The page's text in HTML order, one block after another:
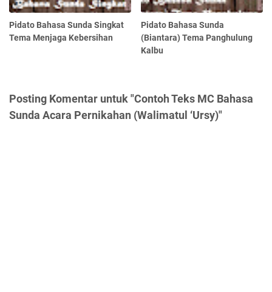
Pidato Bahasa Sunda Singkat
Tema Menjaga Kebersihan
Pidato Bahasa Sunda
(Biantara) Tema Panghulung
Kalbu
Posting Komentar untuk "Contoh Teks MC Bahasa
Sunda Acara Pernikahan (Walimatul ‘Ursy)"